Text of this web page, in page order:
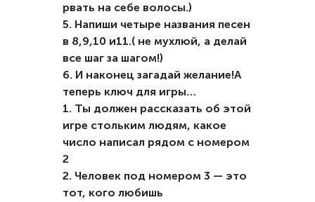
рвать на себе волосы.)
5. Напиши четыре названия песен
в 8,9,10 и11.( не мухлюй, а делай
все шаг за шагом!)
6. И наконец загадай желание!А
теперь ключ для игры…
1. Ты должен рассказать об этой
игре стольким людям, какое
число написал рядом с номером
2
2. Человек под номером 3 — это
тот, кого любишь